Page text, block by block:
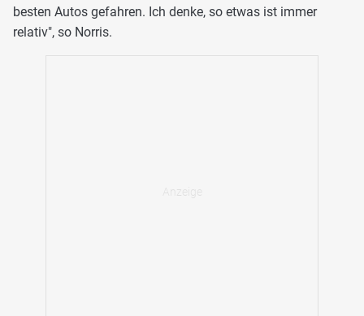
besten Autos gefahren. Ich denke, so etwas ist immer
relativ", so Norris.